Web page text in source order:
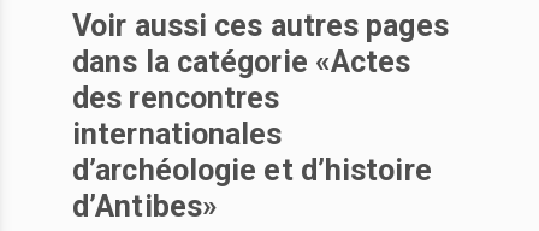
Voir aussi ces autres pages
dans la catégorie «Actes
des rencontres
internationales
d’archéologie et d’histoire
d’Antibes»